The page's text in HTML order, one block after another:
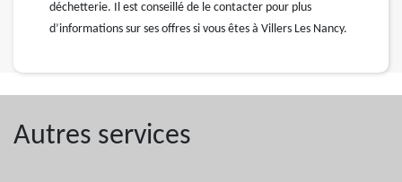
déchetterie. Il est conseillé de le contacter pour plus
d’informations sur ses offres si vous êtes à Villers Les Nancy.
Autres services